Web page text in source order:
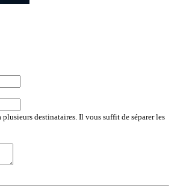
destinataires. Il vous suffit de séparer les